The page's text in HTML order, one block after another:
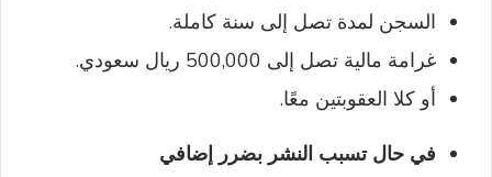
السجن لمدة تصل إلى سنة كاملة.
غرامة مالية تصل إلى 500,000 ريال سعودي.
أو كلا العقوبتين معًا.
في حال تسبب النشر بضرر إضافي